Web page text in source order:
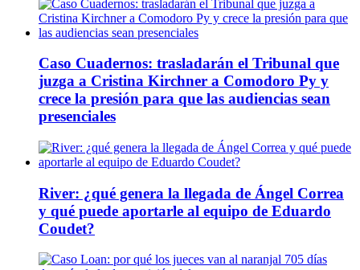
Caso Cuadernos: trasladarán el Tribunal que
juzga a Cristina Kirchner a Comodoro Py y
crece la presión para que las audiencias sean
presenciales
River: ¿qué genera la llegada de Ángel Correa
y qué puede aportarle al equipo de Eduardo
Coudet?